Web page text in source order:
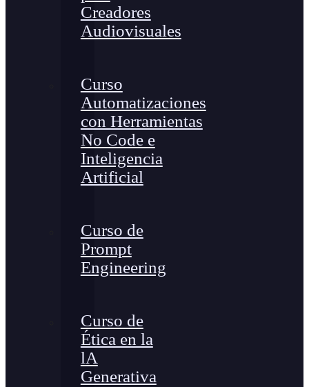
Creadores
Audiovisuales
Curso
Automatizaciones
con Herramientas
No Code e
Inteligencia
Artificial
Curso de
Prompt
Engineering
Curso de
Ética en la
lA
Generativa